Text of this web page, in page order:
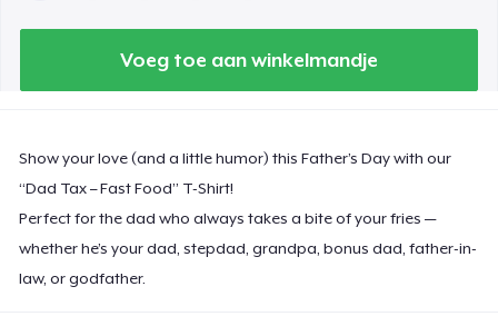
Voeg toe aan winkelmandje
Show your love (and a little humor) this Father’s Day with our
“Dad Tax – Fast Food” T-Shirt!
Perfect for the dad who always takes a bite of your fries —
whether he’s your dad, stepdad, grandpa, bonus dad, father-in-
law, or godfather.